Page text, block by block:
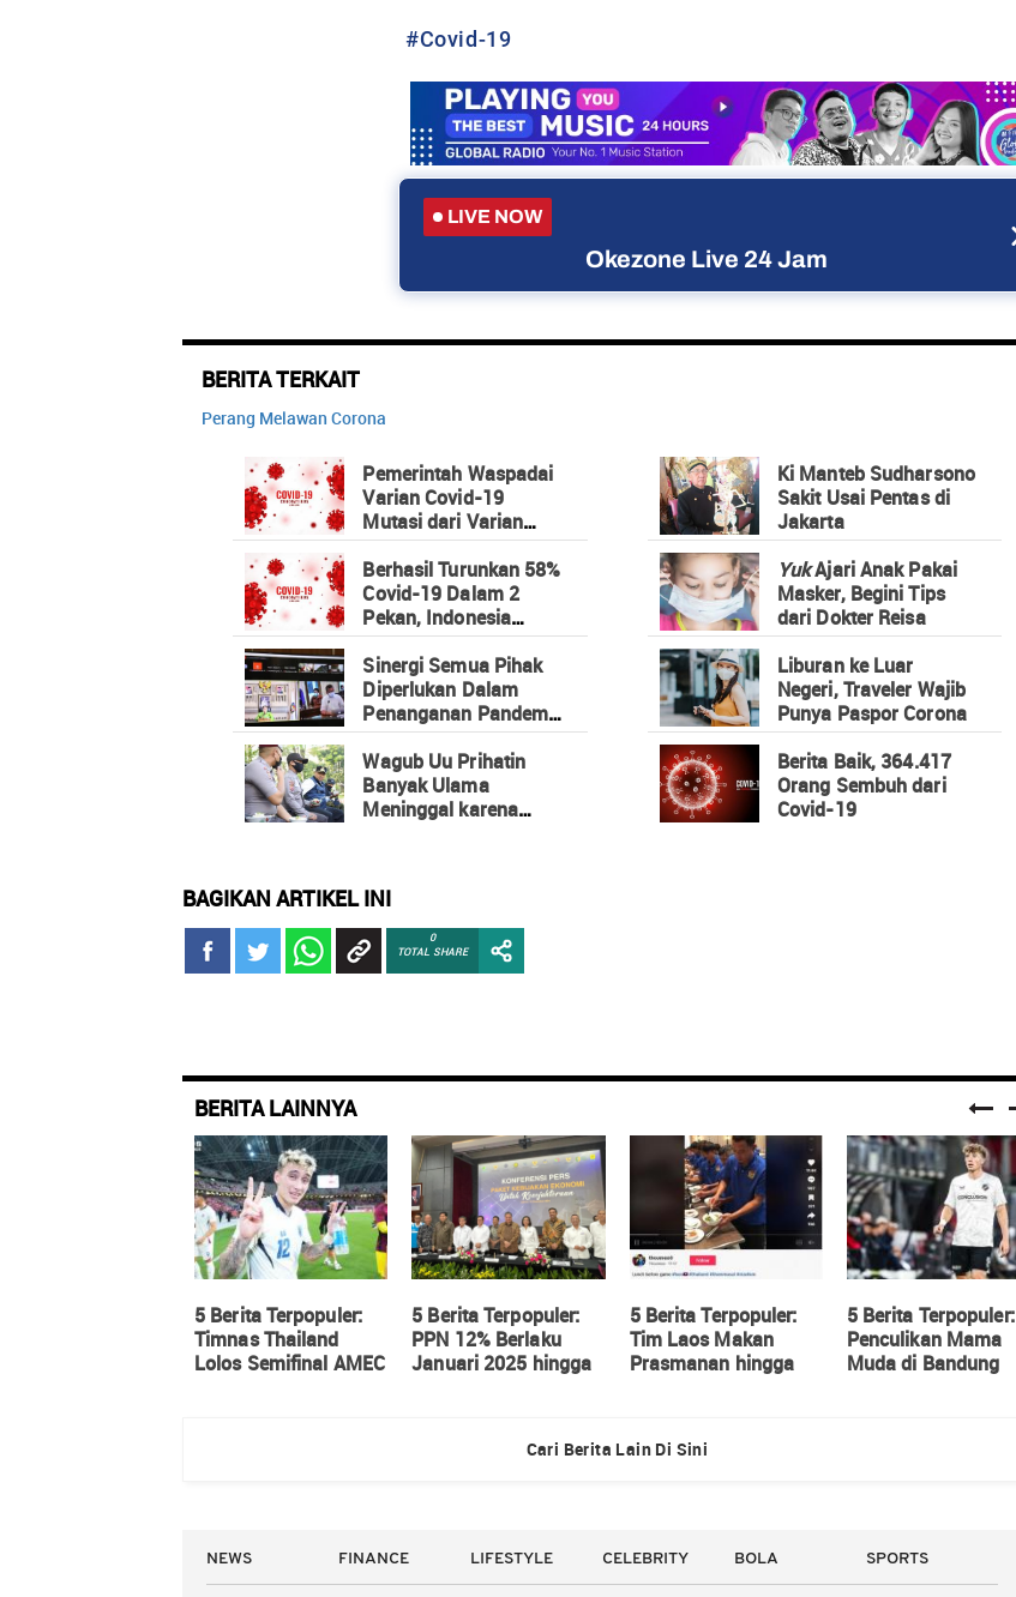
#Covid-19
LIVE NOW
Okezone Live 24 Jam
BERITA TERKAIT
Perang Melawan Corona
Pemerintah Waspadai
Varian Covid-19
Mutasi dari Varian
Delta
Berhasil Turunkan 58%
Covid-19 Dalam 2
Pekan, Indonesia
Menjadi Salah Satu
Terbaik di Dunia
Sinergi Semua Pihak
Diperlukan Dalam
Penanganan Pandemi
Covid-19
Wagub Uu Prihatin
Banyak Ulama
Meninggal karena
Ki Manteb Sudharsono
Sakit Usai Pentas di
Jakarta
YukAjari Anak Pakai
Masker, Begini Tips
dari Dokter Reisa
Liburan ke Luar
Negeri, Traveler Wajib
Punya Paspor Corona
Berita Baik, 364.417
Orang Sembuh dari
Covid-19
BAGIKAN ARTIKEL INI
0
TOTAL SHARE
BERITA LAINNYA
5 Berita Terpopuler:
Timnas Thailand
Lolos Semifinal AMEC
5 Berita Terpopuler:
PPN 12% Berlaku
Januari 2025 hingga
5 Berita Terpopuler:
Tim Laos Makan
Prasmanan hingga
5 Berita Terpopuler:
Penculikan Mama
Muda di Bandung
Cari Berita Lain Di Sini
NEWS FINANCE LIFESTYLE CELEBRITY BOLA SPORTS